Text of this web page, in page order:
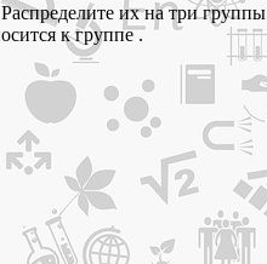
их на три
к группе .